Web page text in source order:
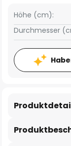
Höhe (cm):
Durchmesser